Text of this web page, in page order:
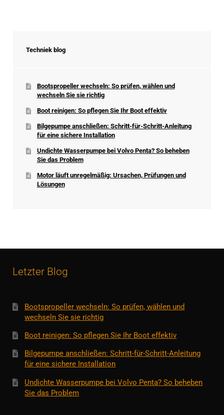
Techniek blog
Bootspropeller wechseln: So prüfen, wählen und
wechseln Sie sie richtig
Boot reinigen: So pflegen Sie Ihr Boot effektiv
Bilgepumpe anschließen: Schritt-für-Schritt-Anleitung
für eine sichere Installation
Undichte Wasserpumpe bei Volvo Penta? So beheben
Sie das Problem
Motor läuft unregelmäßig: Ursachen, Prüfungen und
Lösungen
Letzter Blog
Bootspropeller wechseln: So prüfen, wählen und
wechseln Sie sie richtig
Boot reinigen: So pflegen Sie Ihr Boot effektiv
Bilgepumpe anschließen: Schritt-für-Schritt-Anleitung
für eine sichere Installation
Undichte Wasserpumpe bei Volvo Penta? So beheben
Sie das Problem